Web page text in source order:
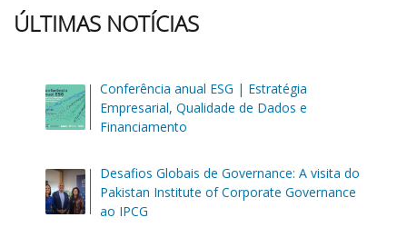
ÚLTIMAS NOTÍCIAS
Conferência anual ESG | Estratégia
Empresarial, Qualidade de Dados e
Financiamento
Desafios Globais de Governance: A visita do
Pakistan Institute of Corporate Governance
ao IPCG